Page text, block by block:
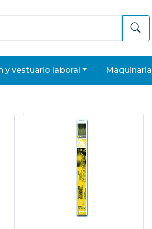
y vestuario laboral maquinaria